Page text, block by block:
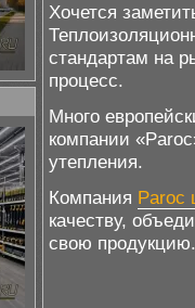
Хочется
стандартам на
процесс.
Много
компании
утепления.
Компания Paroc
качеству,
свою продукцию.